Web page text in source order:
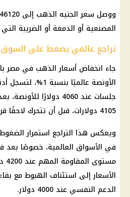
المصنعية أو الدمغة أو الضريبة
تراجع عالمي يضغط على السوق
جاء انخفاض أسعار الذهب في مصر
جلسات عند 4060 دولارًا
4105 دولارات، قبل أن تتحرك لاحقًا قرب مستوى 4067 دولارًا.
ويعكس هذا التراجع استمرار
في الأسواق العالمية، خصوصًا
الأسعار إلى استئناف الهبوط مع
الدعم النفسي عند 4000 دولار.